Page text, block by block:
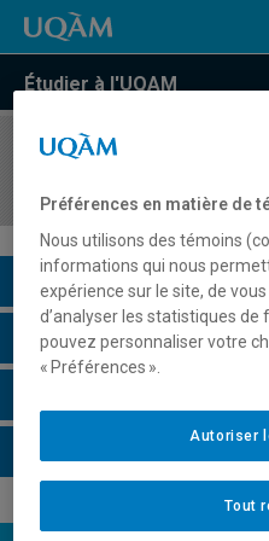
Étudier à l'UQAM
COURS//
Description du cours
Horaire - Été 2026
Préférences en matière de
Nous utilisons des témoins
informations qui nous
expérience sur le site, de
d’analyser les statistiques
pouvez personnaliser votre
« Préférences ».
Tout
Autoriser